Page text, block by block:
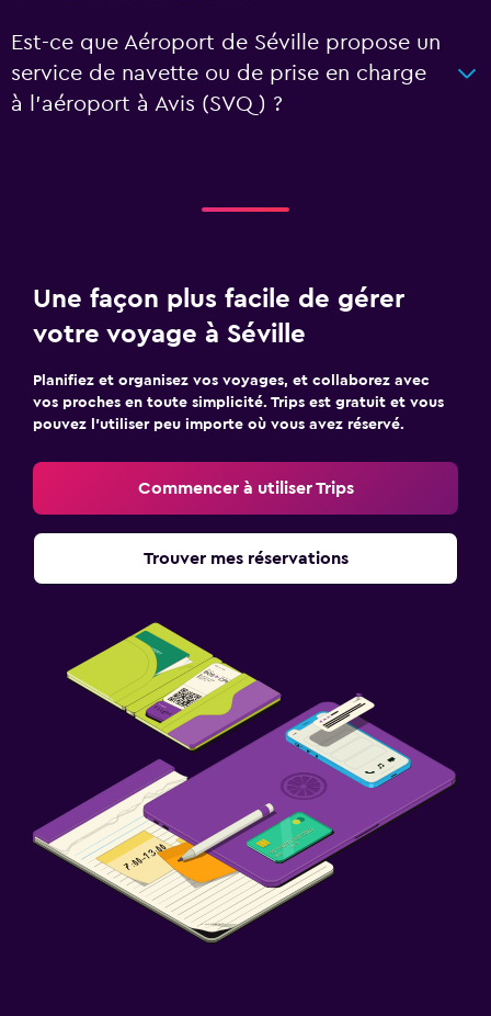
Est-ce que Aéroport de Séville propose un
service de navette ou de prise en charge
à l’aéroport à Avis (SVQ) ?
Une façon plus facile de gérer
votre voyage à Séville
Planifiez et organisez vos voyages, et collaborez avec
vos proches en toute simplicité. Trips est gratuit et vous
pouvez l’utiliser peu importe où vous avez réservé.
Commencer à utiliser Trips
Trouver mes réservations